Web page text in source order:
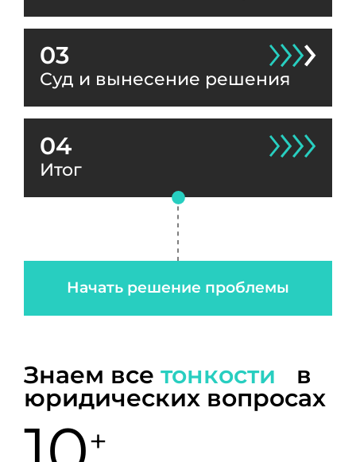
03
Суд и вынесение решения
04
Итог
Начать решение проблемы
Знаем все тонкости в
юридических вопросах
+